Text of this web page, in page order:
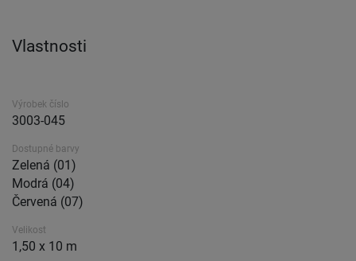
Vlastnosti
Výrobek číslo
3003-045
Dostupné barvy
Zelená (01)
Modrá (04)
Červená (07)
Velikost
1,50 x 10 m